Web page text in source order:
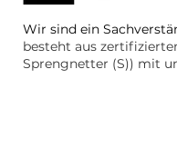
Wir sind ein
besteht aus
Sprengnetter (S)) mit